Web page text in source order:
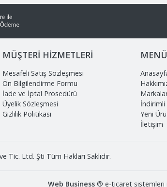
MÜŞTERİ HİZMETLERİ
Mesafeli Satış Sözleşmesi
Ön Bilgilendirme Formu
İade ve İptal Prosedürü
Üyelik Sözleşmesi
Gizlilik Politikası
İndirimli
Yeni
İletişim
Tic. Ltd. Şti Tüm Hakları Saklıdır.
Web Business® e-ticaret sistemleri